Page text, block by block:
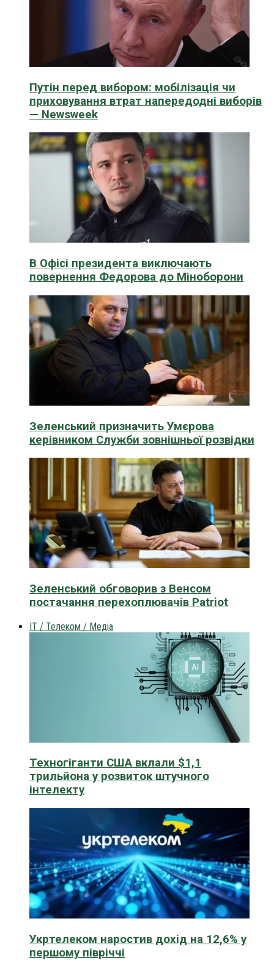
Путін перед вибором: мобілізація чи
приховування втрат напередодні виборів
— Newsweek
В Офісі президента виключають
повернення Федорова до Міноборони
Зеленський призначить Умєрова
керівником Служби зовнішньої розвідки
Зеленський обговорив з Венсом
постачання перехоплювачів Patriot
IT / Телеком / Медіа
Техногіганти США вклали $1,1
трильйона у розвиток штучного
інтелекту
Укртелеком наростив дохід на 12,6% у
першому півріччі